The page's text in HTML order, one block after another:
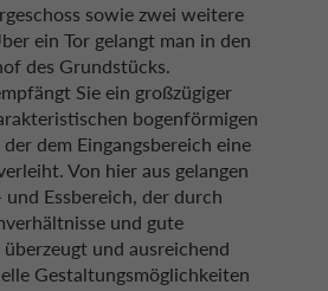
sowie zwei weitere
ein Tor gelangt man in den
des Grundstücks.
Sie ein großzügiger
bogenförmigen
dem Eingangsbereich eine
Von hier aus gelangen
Essbereich, der durch
und gute
und ausreichend
Gestaltungsmöglichkeiten